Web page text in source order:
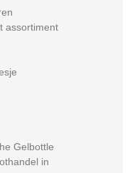
assortiment
Gelbottle
in